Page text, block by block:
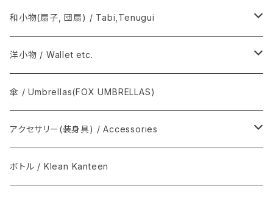
須浪亨商店 / いかご・びんかご
SOSAKUBAG
BATONER
COMOLI / コモリ
Graphpaper / グラフペーパー
T.T / ティーティー
NEAT / ニート
和小物(扇子, 団扇) / Tabi,Tenugui
手拭 / Tenugui
扇子, 団扇 / Folding fan
足袋 / Tabi
マスク / Mask
洋小物 / Wallet etc.
COMME des GARÇONS
THE INOUE BROTHERS...
REAL HARNESS / Belt(ベルト)
傘 / Umbrellas(FOX UMBRELLAS)
アクセサリー(装身具) / Accessories
semeno / セメノ
ボトル / Klean Kanteen